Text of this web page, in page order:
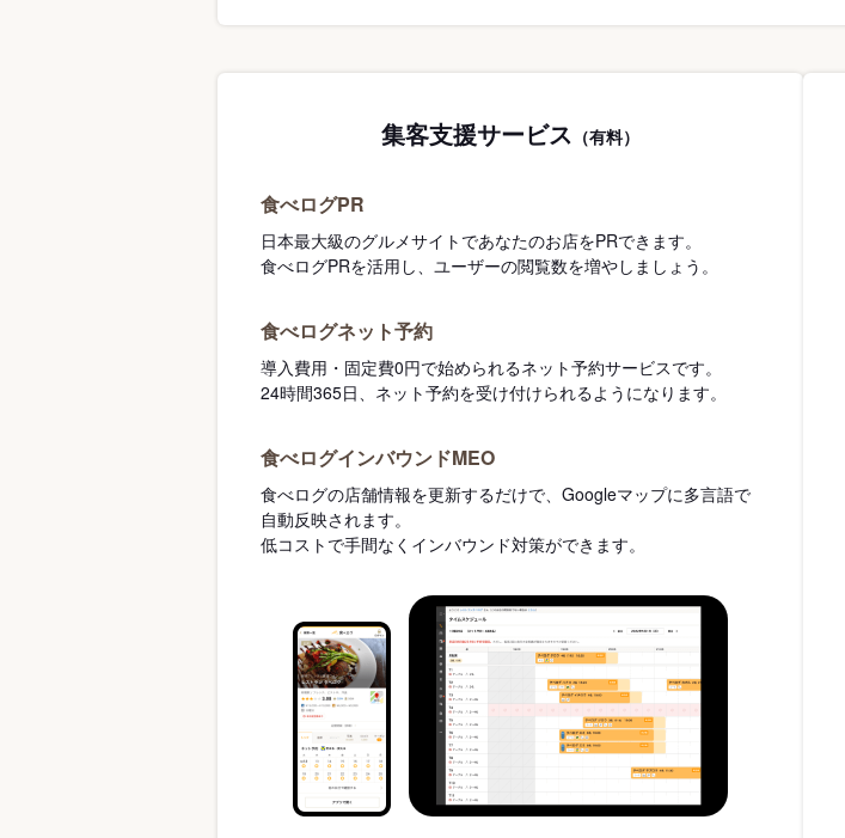
集客支援サービス （有料）
食べログPR
日本最大級のグルメサイトであなたのお店をPRできます。
食べログPRを活用し、ユーザーの閲覧数を増やしましょう。
食べログネット予約
導入費用・固定費0円で始められるネット予約サービスです。
24時間365日、ネット予約を受け付けられるようになります。
食べログインバウンドMEO
食べログの店舗情報を更新するだけで、Googleマップに多言語で
自動反映されます。
低コストで手間なくインバウンド対策ができます。